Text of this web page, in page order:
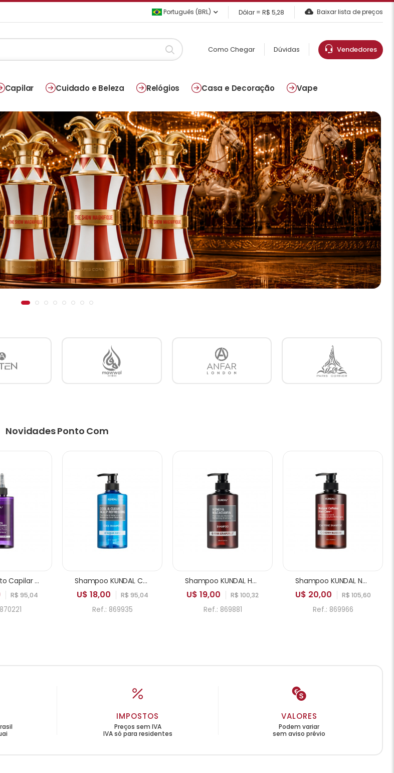
Português (BRL) Dólar = R$ 5,28 Baixar lista de preços
Como Chegar Dúvidas Vendedores
Capilar Cuidado e Beleza Relógios Casa e Decoração Vape
Novidades Ponto Com
Tratamento Capilar KUNDAL Honey & Macadamia Water Treatment White Musk 300ml
R$ 95,04
Shampoo KUNDAL Cool & Clear Scalp Refreshing Pure Natural Balancing Cool Aqua Mint 500ml
U$ 18,00 R$ 95,04
Ref.: 869935
Shampoo KUNDAL Honey & Macadamia Pure Natural Balancing Refreshing Pink Grapefruit 500ml
U$ 19,00 R$ 100,32
Ref.: 869881
Shampoo KUNDAL Natural Caffeine PH Balancing Care & Deep Cleansing Cherry Blossom 500ml
U$ 20,00 R$ 105,60
Ref.: 869966
IMPOSTOS
Preços sem IVA
IVA só para residentes
VALORES
Podem variar
sem aviso prévio